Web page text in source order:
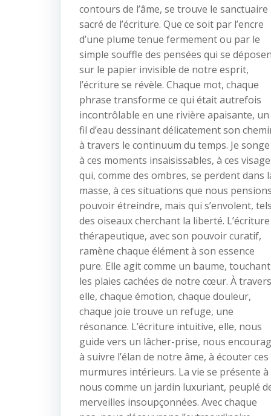
contours de l’âme, se trouve le sanctuaire
sacré de l’écriture. Que ce soit par l’encre
d’une plume tenue fermement ou par le
simple souffle des pensées qui se
sur le papier invisible de notre esprit,
l’écriture se révèle. Chaque mot, chaque
phrase transforme ce qui était autrefois
incontrôlable en une rivière apaisante, un
fil d’eau dessinant délicatement son
à travers le continuum du temps. Je songe
à ces moments insaisissables, à ces
qui, comme des ombres, se perdent dans
masse, à ces situations que nous pensions
pouvoir étreindre, mais qui s’envolent, tels
des oiseaux cherchant la liberté. L’écriture
thérapeutique, avec son pouvoir curatif,
ramène chaque élément à son essence
pure. Elle agit comme un baume, touchant
les plaies cachées de notre cœur. À travers
elle, chaque émotion, chaque douleur,
chaque joie trouve un refuge, une
résonance. L’écriture intuitive, elle, nous
guide vers un lâcher-prise, nous
à suivre l’élan de notre âme, à écouter ces
murmures intérieurs. La vie se présente à
nous comme un jardin luxuriant, peuplé
merveilles insoupçonnées. Avec chaque